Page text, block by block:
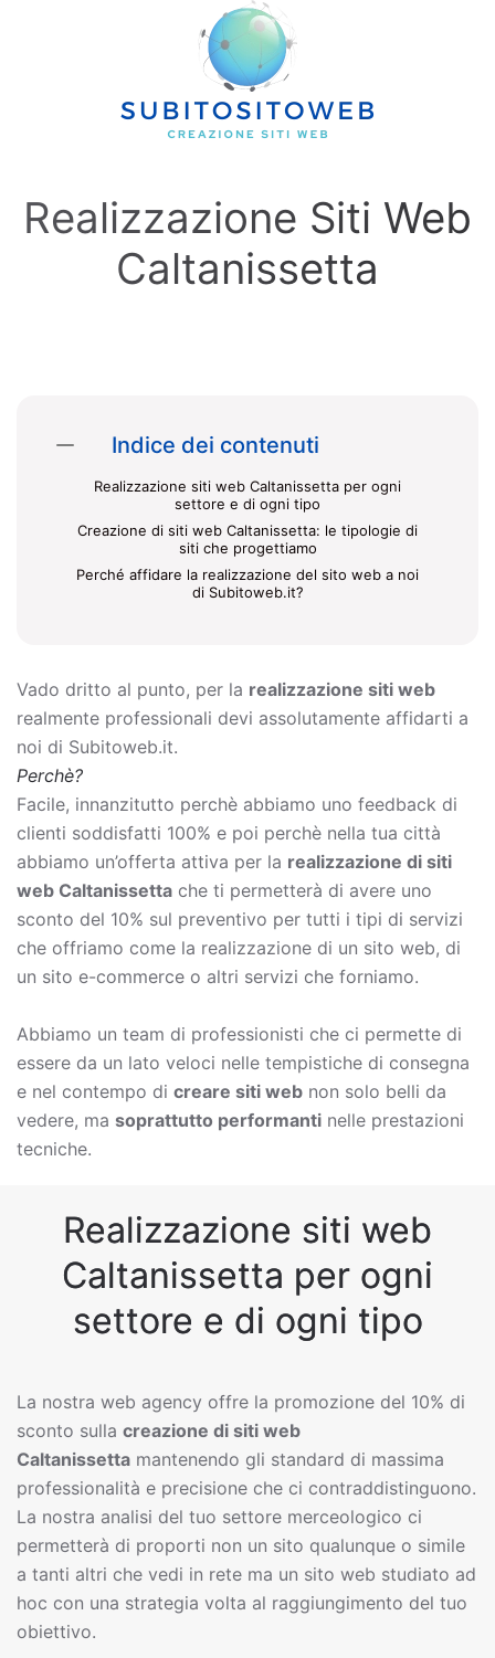
Skip to main content
Realizzazione Siti Web
Caltanissetta
Indice dei contenuti
Realizzazione siti web Caltanissetta per ogni
settore e di ogni tipo
Creazione di siti web Caltanissetta: le tipologie di
siti che progettiamo
Perché affidare la realizzazione del sito web a noi
di Subitoweb.it?
Vado dritto al punto, per la realizzazione siti web
realmente professionali devi assolutamente affidarti a
noi di Subitoweb.it.
Perchè?
Facile, innanzitutto perchè abbiamo uno feedback di
clienti soddisfatti 100% e poi perchè nella tua città
abbiamo un’offerta attiva per la realizzazione di siti
web Caltanissetta che ti permetterà di avere uno
sconto del 10% sul preventivo per tutti i tipi di servizi
che offriamo come la realizzazione di un sito web, di
un sito e-commerce o altri servizi che forniamo.
Abbiamo un team di professionisti che ci permette di
essere da un lato veloci nelle tempistiche di consegna
e nel contempo di creare siti web non solo belli da
vedere, ma soprattutto performanti nelle prestazioni
tecniche.
Realizzazione siti web
Caltanissetta per ogni
settore e di ogni tipo
La nostra web agency offre la promozione del 10% di
sconto sulla creazione di siti web
Caltanissetta mantenendo gli standard di massima
professionalità e precisione che ci contraddistinguono.
La nostra analisi del tuo settore merceologico ci
permetterà di proporti non un sito qualunque o simile
a tanti altri che vedi in rete ma un sito web studiato ad
hoc con una strategia volta al raggiungimento del tuo
obiettivo.